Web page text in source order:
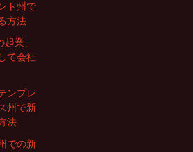
ト州で
方法
業」
て会社
ンプレ
州で新
法
での新